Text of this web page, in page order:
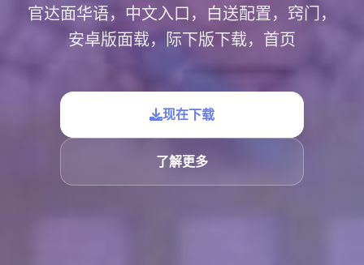
官达面华语，中文入口，白送配置，窍门，
安卓版面载，际下版下载，首页
现在下载
了解更多